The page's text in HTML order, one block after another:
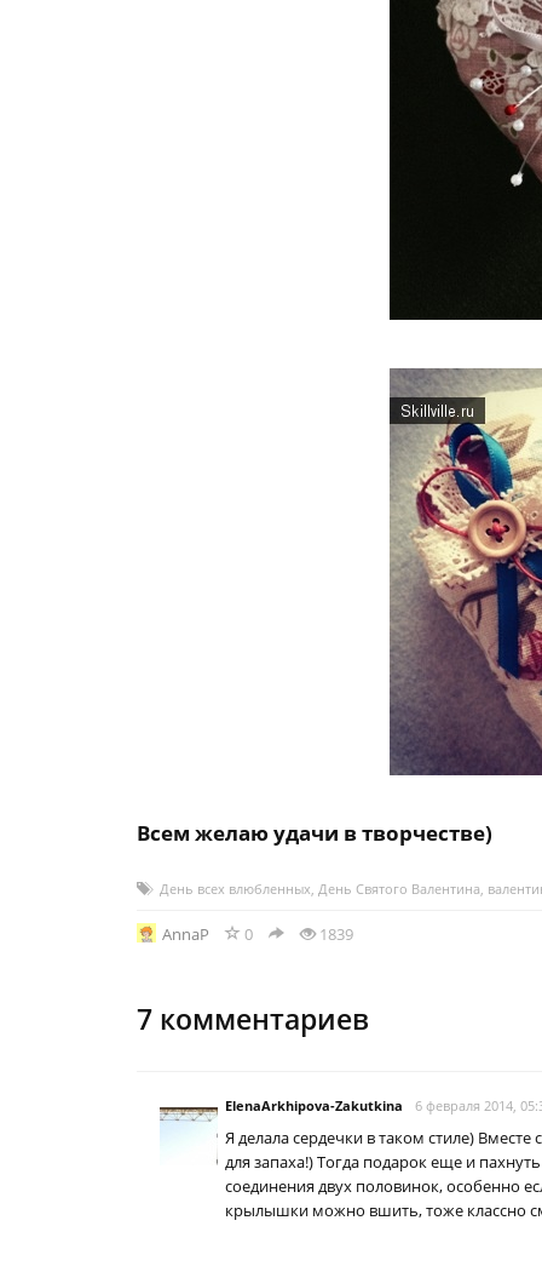
Всем желаю удачи в творчестве)
День всех влюбленных, День Святого Валентина,
AnnaP 0 1839
7 комментариев
ElenaArkhipova-Zakutkina 6 февраля 2014,
Я делала сердечки в таком стиле)
для запаха!) Тогда подарок еще и
соединения двух половинок, особенно
крылышки можно вшить, тоже классно